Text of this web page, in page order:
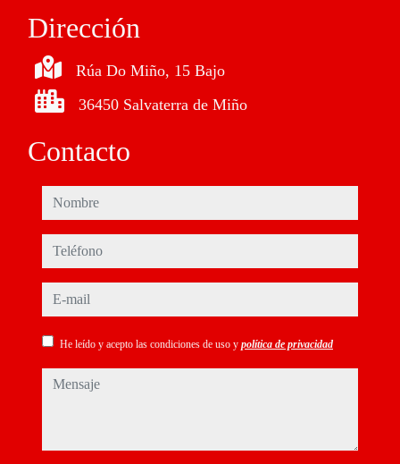
Dirección
Rúa Do Miño, 15 Bajo
36450 Salvaterra de Miño
Contacto
nombre
teléfono
e-mail
He leído y acepto las condiciones de uso y política de privacidad
mensaje